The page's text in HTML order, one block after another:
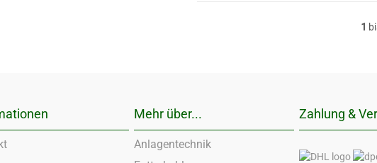
1
Mehr über...
Anlagentechnik
Zahlung &